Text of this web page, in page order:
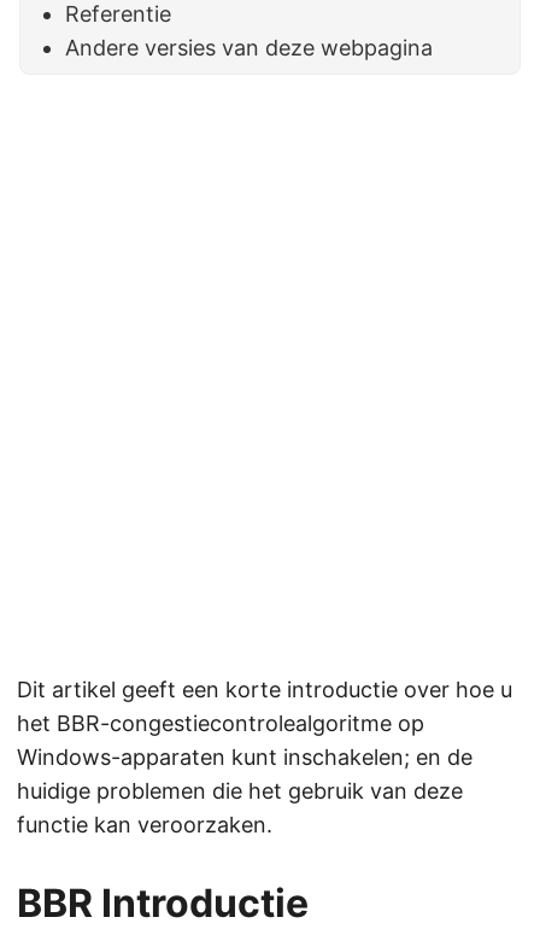
Referentie
Andere versies van deze webpagina
Dit artikel geeft een korte introductie over hoe u
het BBR-congestiecontrolealgoritme op
Windows-apparaten kunt inschakelen; en de
huidige problemen die het gebruik van deze
functie kan veroorzaken.
BBR Introductie